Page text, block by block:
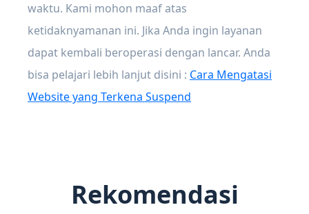
waktu. Kami mohon maaf atas
ketidaknyamanan ini. Jika Anda ingin layanan
dapat kembali beroperasi dengan lancar. Anda
bisa pelajari lebih lanjut disini : Cara Mengatasi
Website yang Terkena Suspend
Rekomendasi